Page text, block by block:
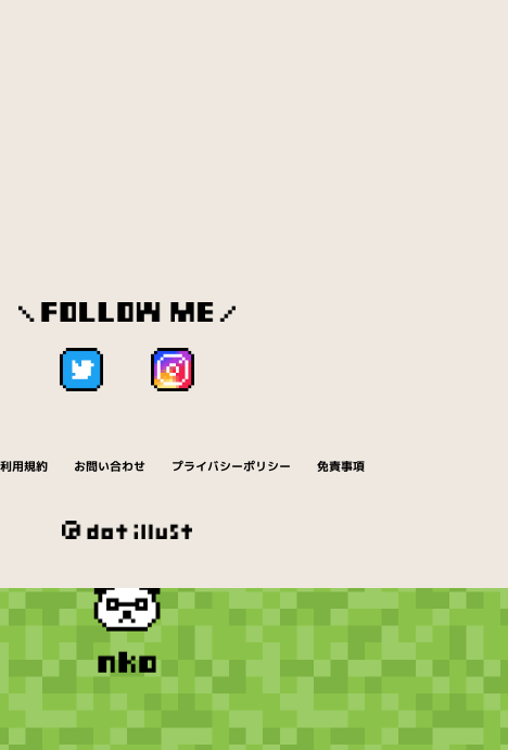
利用規約 お問い合わせ プライバシーポリシー 免責事項